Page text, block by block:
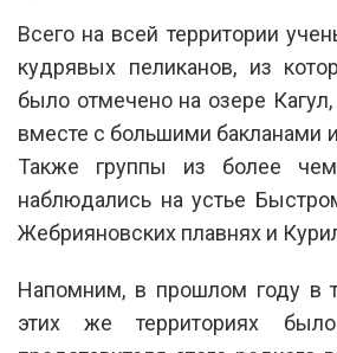
Всего на всей территории
кудрявых пеликанов, из
было отмечено на озере
вместе с большими бакланами
Также группы из более
наблюдались на устье
Жебрияновских плавнях и
Напомним, в прошлом году в
этих же территориях